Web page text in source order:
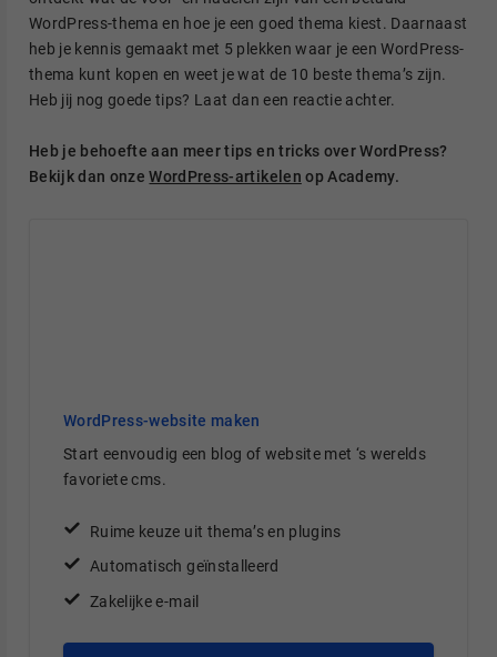
WordPress-thema en hoe je een goed thema kiest. Daarnaast
heb je kennis gemaakt met 5 plekken waar je een WordPress-
thema kunt kopen en weet je wat de 10 beste thema’s zijn.
Heb jij nog goede tips? Laat dan een reactie achter.
Heb je behoefte aan meer tips en tricks over WordPress?
Bekijk dan onzeWordPress-artikelen op Academy.
WordPress-website maken
Start eenvoudig een blog of website met ‘s werelds
favoriete cms.
Ruime keuze uit thema’s en plugins
Automatisch geïnstalleerd
Zakelijke e-mail